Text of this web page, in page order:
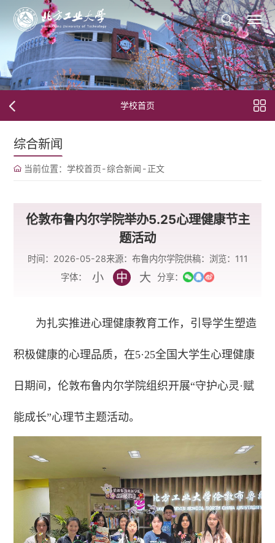
学校首页
综合新闻
当前位置： 学校首页-综合新闻 -正文
伦敦布鲁内尔学院举办5.25心理健康节主
题活动
时间：2026-05-28来源：布鲁内尔学院供稿： 浏览： 111
字体：
小 中 大 分享：
为扎实推进心理健康教育工作，引导学生塑造
积极健康的心理品质，在5·25全国大学生心理健康
日期间，伦敦布鲁内尔学院组织开展“守护心灵·赋
能成长”心理节主题活动。